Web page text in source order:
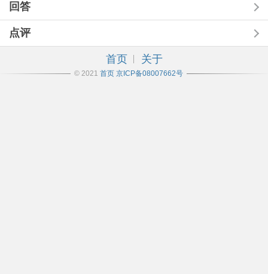
回答
点评
首页 关于
© 2021 首页 京ICP备08007662号